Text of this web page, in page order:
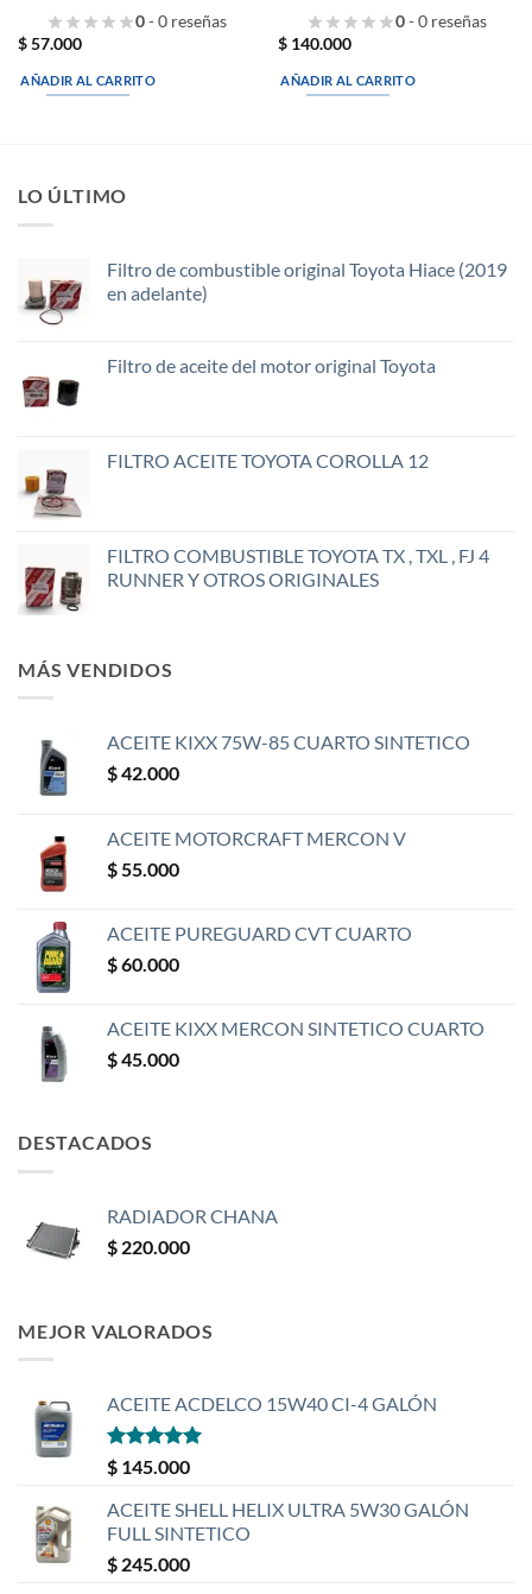
0- 0 reseñas
$57.000
AÑADIR AL CARRITO
0- 0 reseñas
$140.000
AÑADIR AL CARRITO
LO ÚLTIMO
Filtro de combustible original Toyota Hiace (2019
en adelante)
Filtro de aceite del motor original Toyota
FILTRO ACEITE TOYOTA COROLLA 12
FILTRO COMBUSTIBLE TOYOTA TX , TXL , FJ 4
RUNNER Y OTROS ORIGINALES
MÁS VENDIDOS
ACEITE KIXX 75W-85 CUARTO SINTETICO
$42.000
ACEITE MOTORCRAFT MERCON V
$55.000
ACEITE PUREGUARD CVT CUARTO
$60.000
ACEITE KIXX MERCON SINTETICO CUARTO
$45.000
DESTACADOS
RADIADOR CHANA
$ 220.000
MEJOR VALORADOS
ACEITE ACDELCO 15W40 CI-4 GALÓN
Valorado
con
$ 145.000
ACEITE SHELL HELIX ULTRA 5W30 GALÓN
FULL SINTETICO
$ 245.000